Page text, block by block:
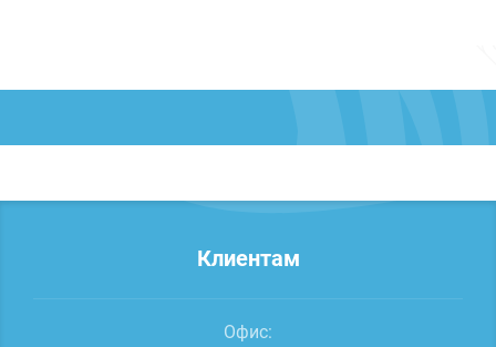
Клиентам
Офис: